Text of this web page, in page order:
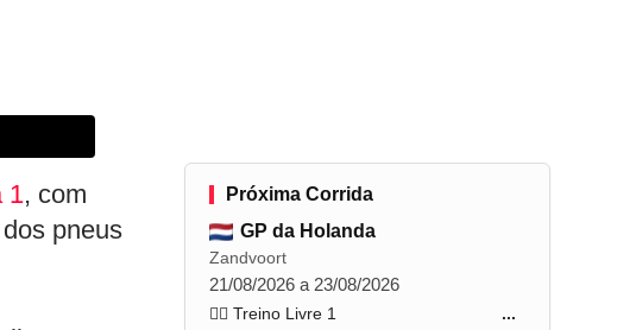
1, com
pneus
Próxima Corrida
GP da Holanda
Zandvoort
21/08/2026 a 23/08/2026
🏋️‍♂️ Treino Livre 1 ...